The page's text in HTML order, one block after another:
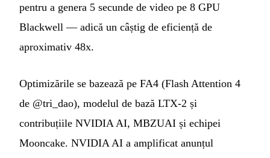
pentru a genera 5 secunde de video pe 8 GPU
Blackwell — adică un câștig de eficiență de
aproximativ 48x.
Optimizările se bazează pe FA4 (Flash Attention 4
de @tri_dao), modelul de bază LTX-2 și
contribuțiile NVIDIA AI, MBZUAI și echipei
Mooncake. NVIDIA AI a amplificat anunțul